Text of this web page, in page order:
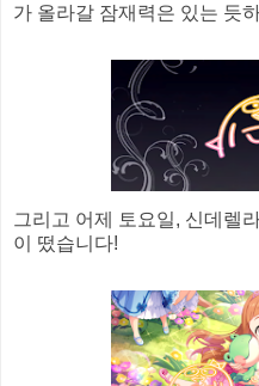
가 올라갈 잠재력은 있는 듯
그리고 어제 토요일, 신데렐
이 떴습니다!